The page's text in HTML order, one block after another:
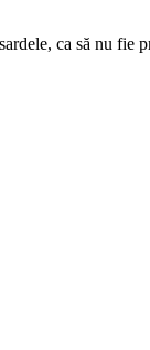
ca să nu fie